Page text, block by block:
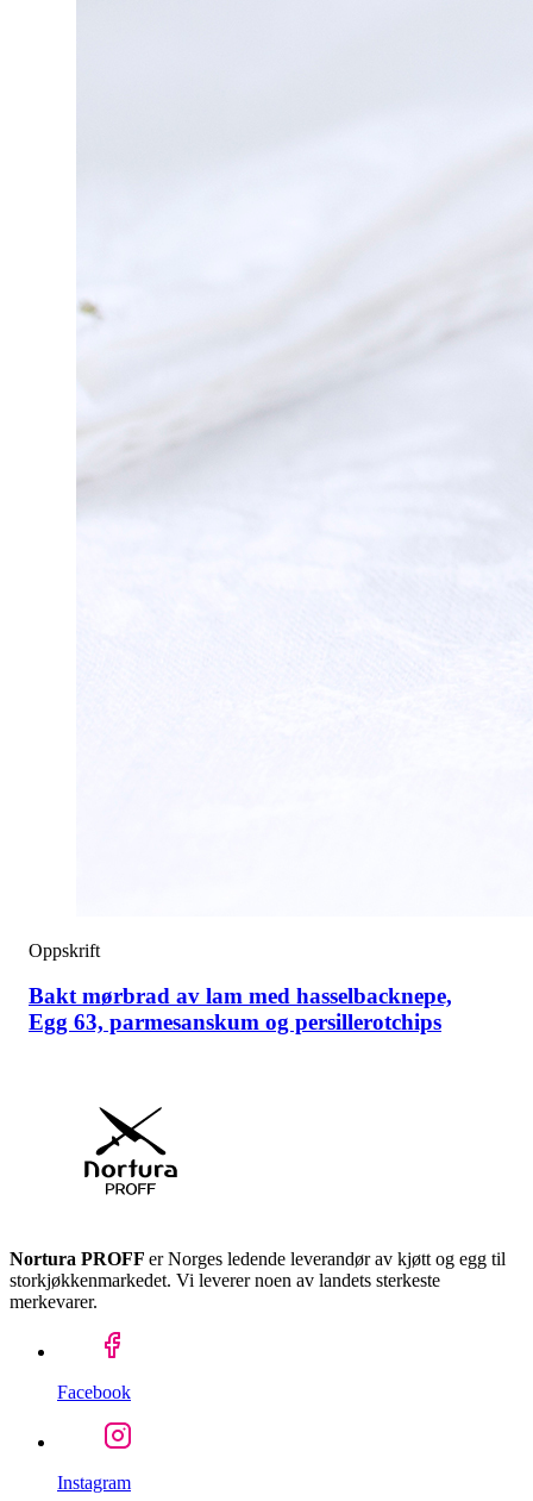
Oppskrift
Bakt mørbrad av lam med hasselbacknepe,
Egg 63, parmesanskum og persillerotchips
Nortura PROFF er Norges ledende leverandør av kjøtt og egg til
storkjøkkenmarkedet. Vi leverer noen av landets sterkeste
merkevarer.
Facebook
Instagram